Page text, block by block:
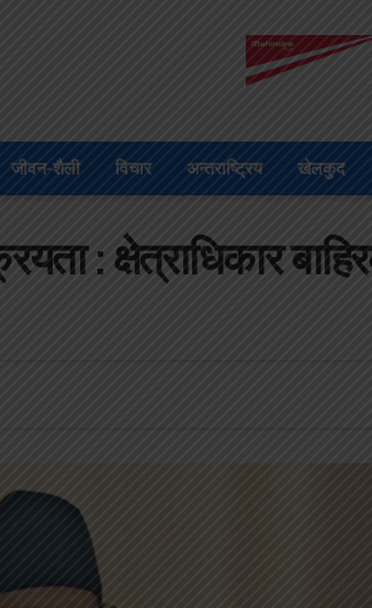
जीवन-शैली विचार अन्तराष्ट्रिय खेलकुद
: क्षेत्राधिकार